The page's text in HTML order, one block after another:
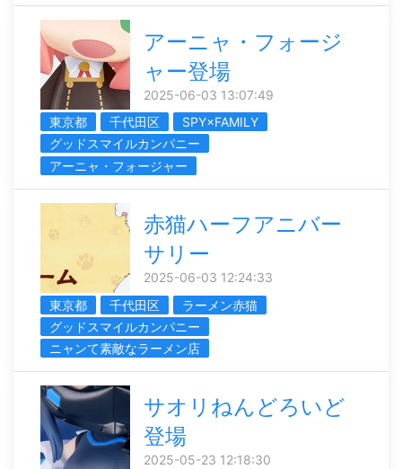
アーニャ・フォージ
ャー登場
2025-06-03 13:07:49
東京都
千代田区
SPY×FAMILY
グッドスマイルカンパニー
アーニャ・フォージャー
赤猫ハーフアニバー
サリー
2025-06-03 12:24:33
東京都
千代田区
ラーメン赤猫
グッドスマイルカンパニー
ニャンて素敵なラーメン店
サオリねんどろいど
登場
2025-05-23 12:18:30